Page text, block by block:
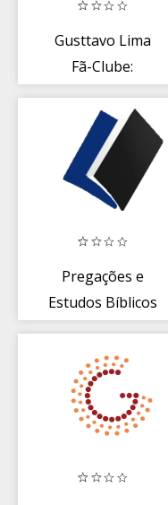
Gusttavo Lima
Fã-Clube:
agenda...
Pregações e
Estudos Bíblicos